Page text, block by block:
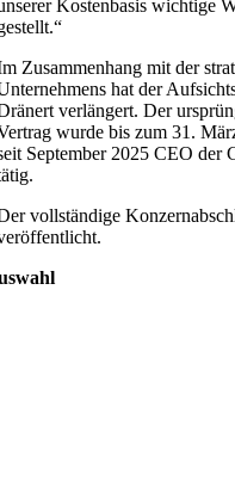
Kostenbasis wichtige
Zusammenhang mit der
hat der
verlängert. Der
wurde bis zum 31.
September 2025 CEO der
vollständige